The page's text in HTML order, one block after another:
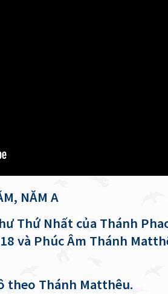
NĂM A
Thứ Nhất của Thánh
và Phúc Âm Thánh
theo Thánh Matthêu.